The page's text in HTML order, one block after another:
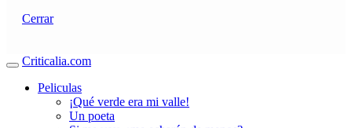
Cerrar
Criticalia.com
Peliculas
¡Qué verde era mi valle!
Un poeta